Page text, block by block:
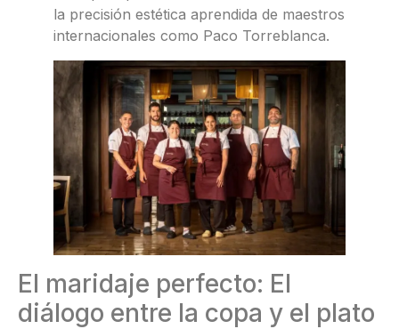
la precisión estética aprendida de maestros
internacionales como Paco Torreblanca.
El maridaje perfecto: El
diálogo entre la copa y el plato